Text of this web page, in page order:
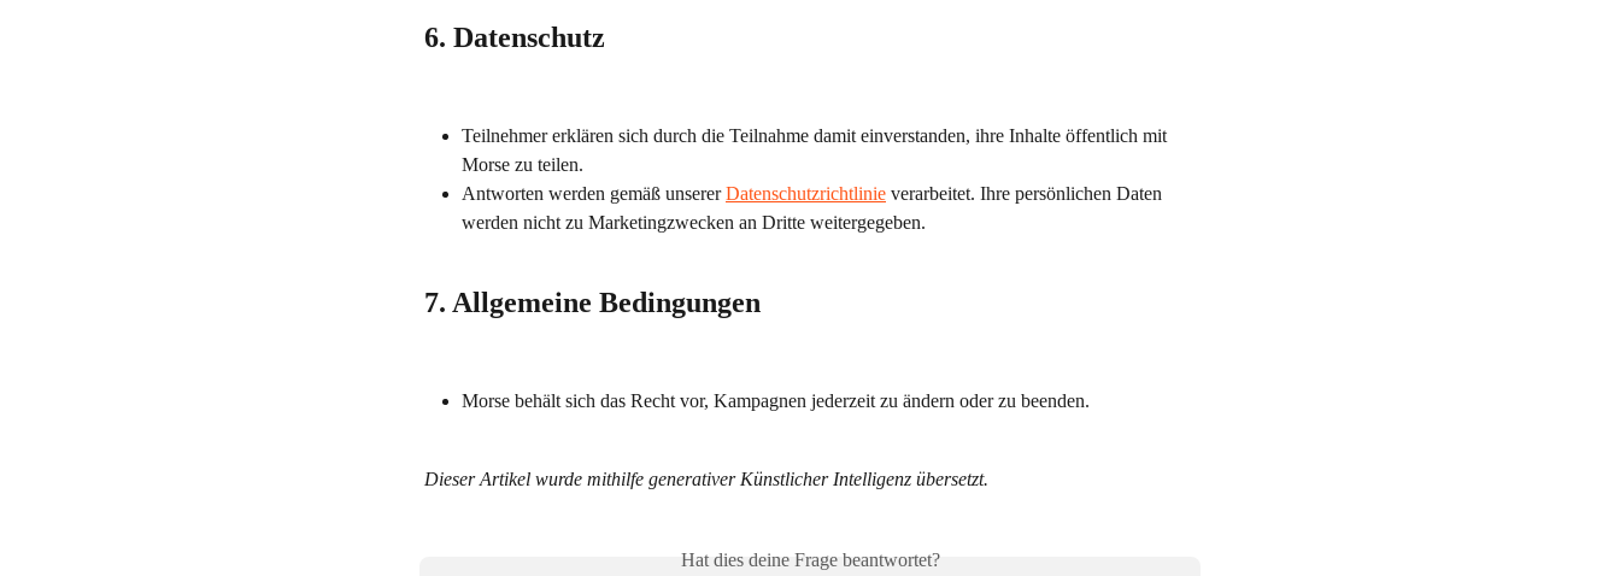
6. Datenschutz
Teilnehmer erklären sich durch die Teilnahme damit einverstanden, ihre Inhalte öffentlich mit
Morse zu teilen.
Antworten werden gemäß unserer Datenschutzrichtlinie verarbeitet. Ihre persönlichen Daten
werden nicht zu Marketingzwecken an Dritte weitergegeben.
7. Allgemeine Bedingungen
Morse behält sich das Recht vor, Kampagnen jederzeit zu ändern oder zu beenden.
Dieser Artikel wurde mithilfe generativer Künstlicher Intelligenz übersetzt.
Hat dies deine Frage beantwortet?